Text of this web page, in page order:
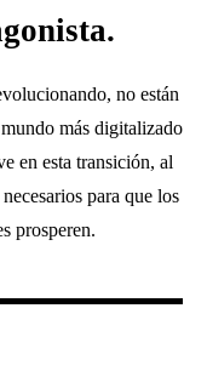
no están
más digitalizado
en esta transición, al
para que los
prosperen.